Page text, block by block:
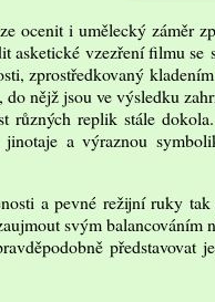
ocenit i umělecký záměr
asketické vzezření filmu
zprostředkovaný
nějž jsou ve výsledku
různých replik stále
a výraznou
a pevné režijní ruky tak
svým